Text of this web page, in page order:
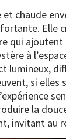
chaude
Elle
qui ajoutent
à
lumineux,
si elles
la
invitant au